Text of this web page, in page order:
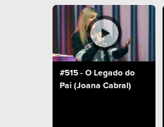
#515 - O Legado do
Pai (Joana Cabral)